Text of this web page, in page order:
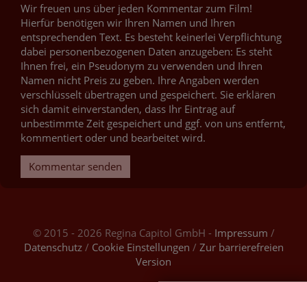
Wir freuen uns über jeden Kommentar zum Film!
Hierfür benötigen wir Ihren Namen und Ihren
entsprechenden Text. Es besteht keinerlei Verpflichtung
dabei personenbezogenen Daten anzugeben: Es steht
Ihnen frei, ein Pseudonym zu verwenden und Ihren
Namen nicht Preis zu geben. Ihre Angaben werden
verschlüsselt übertragen und gespeichert. Sie erklären
sich damit einverstanden, dass Ihr Eintrag auf
unbestimmte Zeit gespeichert und ggf. von uns entfernt,
kommentiert oder und bearbeitet wird.
Kommentar senden
© 2015 - 2026 Regina Capitol GmbH - Impressum /
Datenschutz/ Cookie Einstellungen / Zur barrierefreien
Version